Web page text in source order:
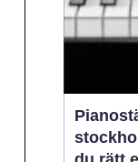
stockholm så